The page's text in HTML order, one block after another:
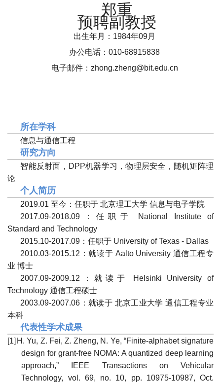
郑重
预聘副教授
出生年月：1984年09月
办公电话：010-68915838
电子邮件：zhong.zheng@bit.edu.cn
所在学科
信息与通信工程
研究方向
智能反射面，DPP机器学习，物理层安全，随机矩阵理
论
个人简历
2019.01 至今：任职于 北京理工大学 信息与电子学院
2017.09-2018.09 ：任职于 National Institute of
Standard and Technology
2015.10-2017.09 ：任职于 University of Texas - Dallas
2010.03-2015.12 ：就读于 Aalto University 通信工程专
业 博士
2007.09-2009.12 ：就读于
Helsinki University of
Technology 通信工程硕士
2003.09-2007.06 ：就读于 北京工业大学通信工程专业
本科
代表性学术成果
[1] H. Yu, Z. Fei, Z. Zheng, N. Ye, “Finite-alphabet signature
design for grant-free NOMA: A quantized deep learning
approach,” IEEE Transactions on Vehicular
Technology, vol. 69, no. 10, pp. 10975-10987, Oct.